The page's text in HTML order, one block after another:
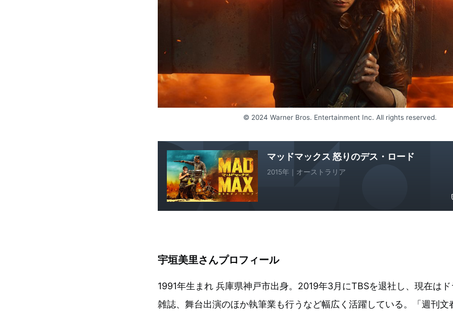
© 2024 Warner Bros. Entertainment Inc. All rights reserved.
マッドマックス 怒りのデス・ロード
2015年｜オーストラリア
宇垣美里さんプロフィール
1991年生まれ 兵庫県神戸市出身。2019年3月にTBSを退社し、現在は
雑誌、舞台出演のほか執筆業も行うなど幅広く活躍している。「週刊文